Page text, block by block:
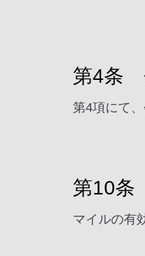
第4条
第4項にて
第10条
マイルの有